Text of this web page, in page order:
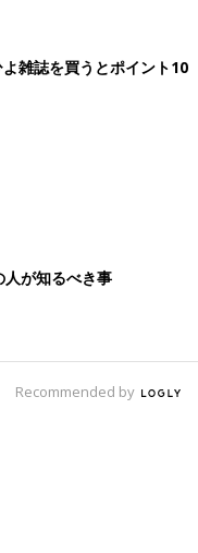
雑誌を買うとポイント10
人が知るべき事
Recommended by